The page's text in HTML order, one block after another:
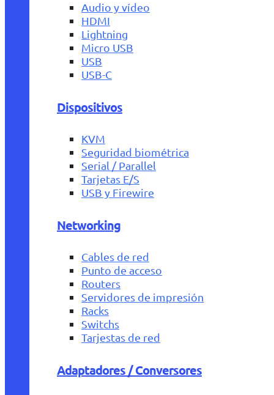
Audio y vídeo
HDMI
Lightning
Micro USB
USB
USB-C
Dispositivos
KVM
Seguridad biométrica
Serial / Parallel
Tarjetas E/S
USB y Firewire
Networking
Cables de red
Punto de acceso
Routers
Servidores de impresión
Racks
Switchs
Tarjestas de red
Adaptadores / Conversores